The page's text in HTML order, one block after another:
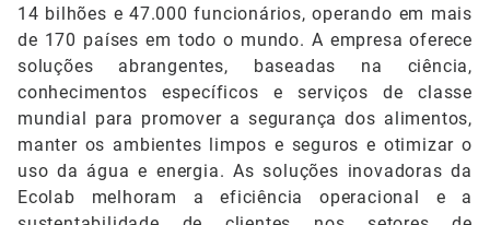
14 bilhões e 47.000 funcionários, operando em mais
de 170 países em todo o mundo. A empresa oferece
soluções abrangentes, baseadas na ciência,
conhecimentos específicos e serviços de classe
mundial para promover a segurança dos alimentos,
manter os ambientes limpos e seguros e otimizar o
uso da água e energia. As soluções inovadoras da
Ecolab melhoram a eficiência operacional e a